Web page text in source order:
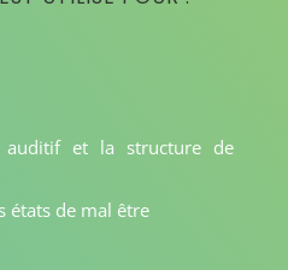
et la structure de
états de mal être